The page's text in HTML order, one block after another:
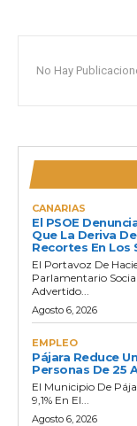
No Hay
CANARIAS
El PSOE
Que La Deriva
Recortes En Los
El Portavoz De
Parlamentario
Advertido...
Agosto 6, 2026
EMPLEO
Pájara Reduce
Personas De 25
El Municipio De
9,1% En El...
Agosto 6, 2026